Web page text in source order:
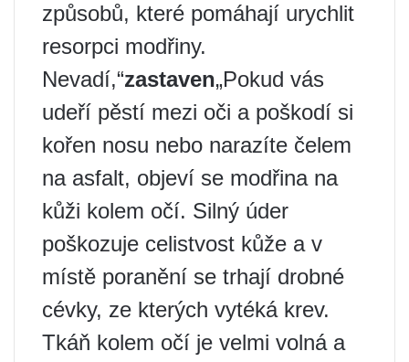
způsobů, které pomáhají urychlit
resorpci modřiny.
Nevadí,“zastaven„Pokud vás
udeří pěstí mezi oči a poškodí si
kořen nosu nebo narazíte čelem
na asfalt, objeví se modřina na
kůži kolem očí. Silný úder
poškozuje celistvost kůže a v
místě poranění se trhají drobné
cévky, ze kterých vytéká krev.
Tkáň kolem očí je velmi volná a